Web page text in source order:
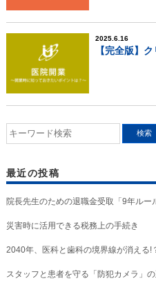
2025.6.16
【完全版】
最近の投稿
院長先生のための退職金受取「9年ルー
災害時に活用できる税務上の手続き
2040年、医科と歯科の境界線が消える!
スタッフと患者を守る「防犯カメラ」